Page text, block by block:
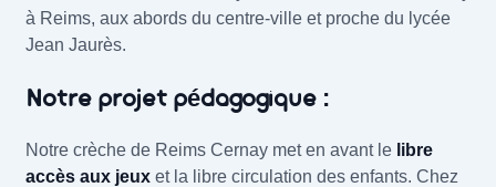
à Reims, aux abords du centre-ville et proche du lycée
Jean Jaurès.
Notre projet pédagogique :
Notre crèche de Reims Cernay met en avant le libre
accès aux jeuxet la libre circulation des enfants. Chez